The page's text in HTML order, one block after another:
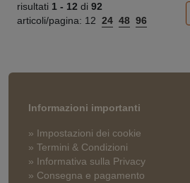
risultati 1 - 12 di 92
articoli/pagina: 12 24 48 96
Informazioni importanti
» Impostazioni dei cookie
» Termini & Condizioni
» Informativa sulla Privacy
» Consegna e pagamento